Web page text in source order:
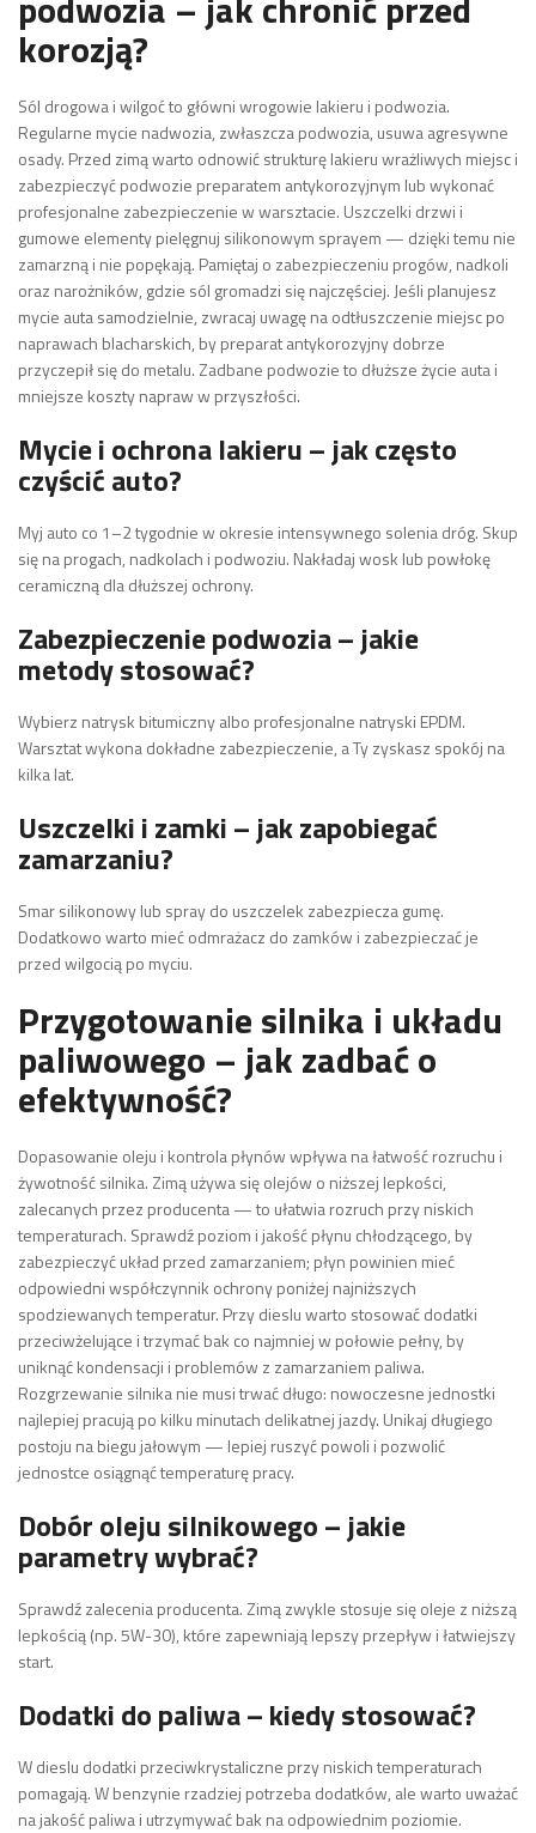
korozją?
Sól drogowa i wilgoć to główni wrogowie lakieru i podwozia.
Regularne mycie nadwozia, zwłaszcza podwozia, usuwa agresywne
osady. Przed zimą warto odnowić strukturę lakieru wrażliwych miejsc i
zabezpieczyć podwozie preparatem antykorozyjnym lub wykonać
profesjonalne zabezpieczenie w warsztacie. Uszczelki drzwi i
gumowe elementy pielęgnuj silikonowym sprayem — dzięki temu nie
zamarzną i nie popękają. Pamiętaj o zabezpieczeniu progów, nadkoli
oraz narożników, gdzie sól gromadzi się najczęściej. Jeśli planujesz
mycie auta samodzielnie, zwracaj uwagę na odtłuszczenie miejsc po
naprawach blacharskich, by preparat antykorozyjny dobrze
przyczepił się do metalu. Zadbane podwozie to dłuższe życie auta i
mniejsze koszty napraw w przyszłości.
Mycie i ochrona lakieru – jak często
czyścić auto?
Myj auto co 1–2 tygodnie w okresie intensywnego solenia dróg. Skup
się na progach, nadkolach i podwoziu. Nakładaj wosk lub powłokę
ceramiczną dla dłuższej ochrony.
Zabezpieczenie podwozia – jakie
metody stosować?
Wybierz natrysk bitumiczny albo profesjonalne natryski EPDM.
Warsztat wykona dokładne zabezpieczenie, a Ty zyskasz spokój na
kilka lat.
Uszczelki i zamki – jak zapobiegać
zamarzaniu?
Smar silikonowy lub spray do uszczelek zabezpiecza gumę.
Dodatkowo warto mieć odmrażacz do zamków i zabezpieczać je
przed wilgocią po myciu.
Przygotowanie silnika i układu
paliwowego – jak zadbać o
efektywność?
Dopasowanie oleju i kontrola płynów wpływa na łatwość rozruchu i
żywotność silnika. Zimą używa się olejów o niższej lepkości,
zalecanych przez producenta — to ułatwia rozruch przy niskich
temperaturach. Sprawdź poziom i jakość płynu chłodzącego, by
zabezpieczyć układ przed zamarzaniem; płyn powinien mieć
odpowiedni współczynnik ochrony poniżej najniższych
spodziewanych temperatur. Przy dieslu warto stosować dodatki
przeciwżelujące i trzymać bak co najmniej w połowie pełny, by
uniknąć kondensacji i problemów z zamarzaniem paliwa.
Rozgrzewanie silnika nie musi trwać długo: nowoczesne jednostki
najlepiej pracują po kilku minutach delikatnej jazdy. Unikaj długiego
postoju na biegu jałowym — lepiej ruszyć powoli i pozwolić
jednostce osiągnąć temperaturę pracy.
Dobór oleju silnikowego – jakie
parametry wybrać?
Sprawdź zalecenia producenta. Zimą zwykle stosuje się oleje z niższą
lepkością (np. 5W-30), które zapewniają lepszy przepływ i łatwiejszy
start.
Dodatki do paliwa – kiedy stosować?
W dieslu dodatki przeciwkrystaliczne przy niskich temperaturach
pomagają. W benzynie rzadziej potrzeba dodatków, ale warto uważać
na jakość paliwa i utrzymywać bak na odpowiednim poziomie.